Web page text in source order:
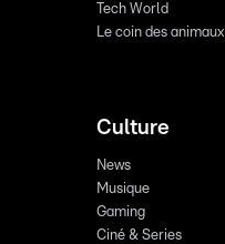
Tech World
Le coin des animaux
Culture
News
Musique
Gaming
Ciné & Series